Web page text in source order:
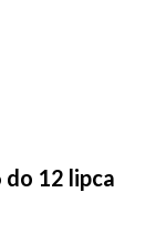
12 lipca